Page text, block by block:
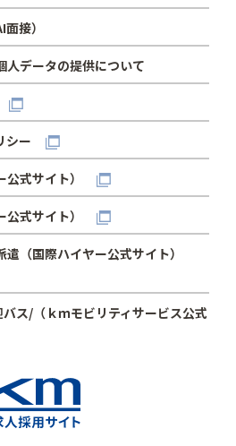
接）
人データの提供について
シー
式サイト）
式サイト）
（国際ハイヤー公式サイト）
ス/（ｋｍモビリティサービス公式